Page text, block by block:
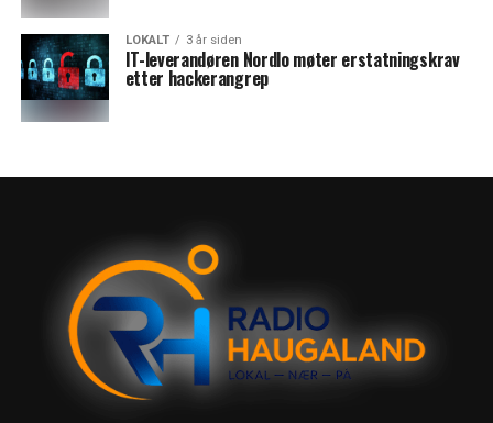
LOKALT 3 år siden
IT-leverandøren Nordlo møter erstatningskrav
etter hackerangrep